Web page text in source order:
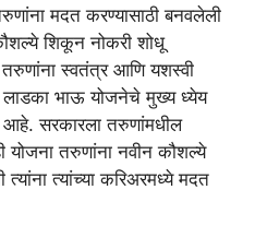
मदत करण्यासाठी बनवलेली
शिकून नोकरी शोधू
तरुणांना स्वतंत्र आणि यशस्वी
लाडका भाऊ योजनेचे मुख्य ध्येय
आहे. सरकारला तरुणांमधील
योजना तरुणांना नवीन कौशल्ये
त्यांच्या करिअरमध्ये मदत